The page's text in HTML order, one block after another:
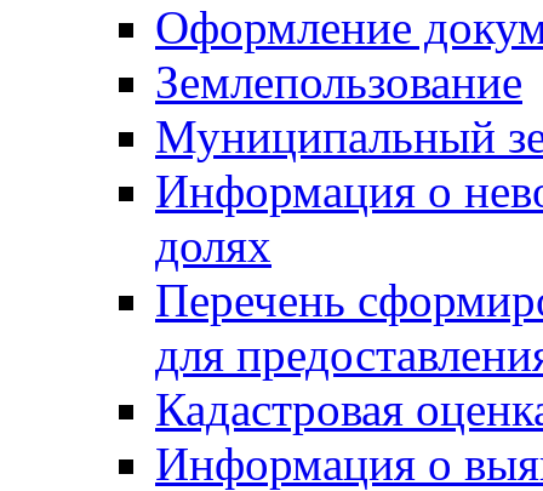
Оформление
Землепользование
Муниципальный
Информация о
долях
Перечень
для
Кадастровая
Информация о